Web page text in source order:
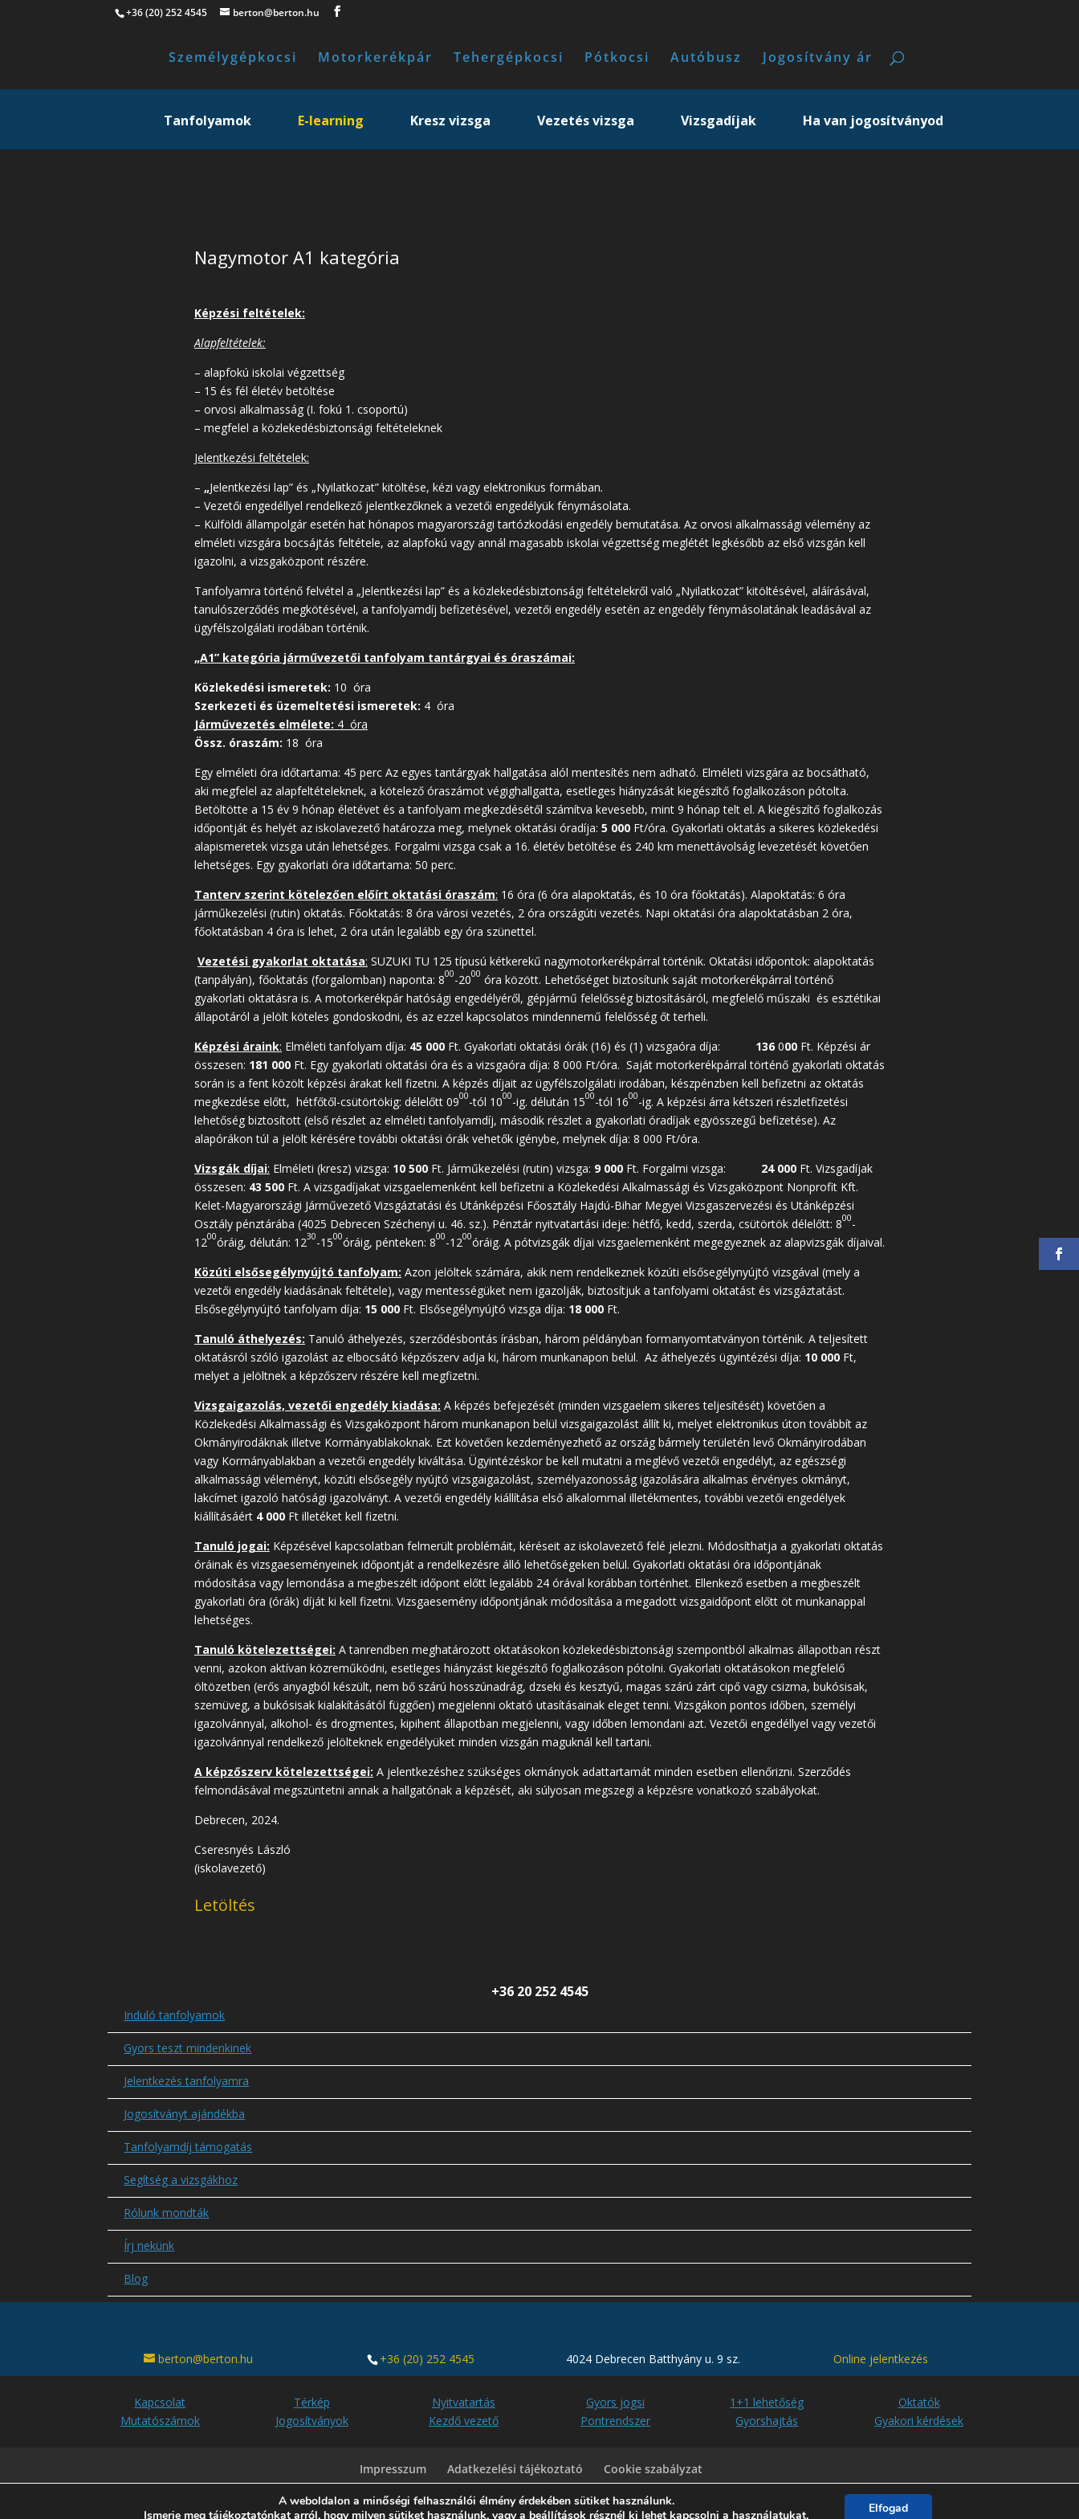
+36 (20) 252 4545 berton@berton.hu
Személygépkocsi Motorkerékpár Tehergépkocsi Pótkocsi Autóbusz Jogosítvány ár
Tanfolyamok E-learning Kresz vizsga Vezetés vizsga Vizsgadíjak Ha van jogosítványod
Nagymotor A1 kategória
Képzési feltételek:
Alapfeltételek:
– alapfokú iskolai végzettség
– 15 és fél életév betöltése
– orvosi alkalmasság (I. fokú 1. csoportú)
– megfelel a közlekedésbiztonsági feltételeknek
Jelentkezési feltételek:
– „Jelentkezési lap” és „Nyilatkozat” kitöltése, kézi vagy elektronikus formában.
– Vezetői engedéllyel rendelkező jelentkezőknek a vezetői engedélyük fénymásolata.
– Külföldi állampolgár esetén hat hónapos magyarországi tartózkodási engedély bemutatása. Az orvosi alkalmassági vélemény az
elméleti vizsgára bocsájtás feltétele, az alapfokú vagy annál magasabb iskolai végzettség meglétét legkésőbb az első vizsgán kell
igazolni, a vizsgaközpont részére.
Tanfolyamra történő felvétel a „Jelentkezési lap” és a közlekedésbiztonsági feltételekről való „Nyilatkozat” kitöltésével, aláírásával,
tanulószerződés megkötésével, a tanfolyamdíj befizetésével, vezetői engedély esetén az engedély fénymásolatának leadásával az
ügyfélszolgálati irodában történik.
„A1” kategória járművezetői tanfolyam tantárgyai és óraszámai:
Közlekedési ismeretek: 10 óra
Szerkezeti és üzemeltetési ismeretek: 4 óra
Járművezetés elmélete: 4 óra
Össz. óraszám: 18 óra
Egy elméleti óra időtartama: 45 perc Az egyes tantárgyak hallgatása alól mentesítés nem adható. Elméleti vizsgára az bocsátható,
aki megfelel az alapfeltételeknek, a kötelező óraszámot végighallgatta, esetleges hiányzását kiegészítő foglalkozáson pótolta.
Betöltötte a 15 év 9 hónap életévet és a tanfolyam megkezdésétől számítva kevesebb, mint 9 hónap telt el. A kiegészítő foglalkozás
időpontját és helyét az iskolavezető határozza meg, melynek oktatási óradíja: 5 000Ft/óra. Gyakorlati oktatás a sikeres közlekedési
alapismeretek vizsga után lehetséges. Forgalmi vizsga csak a 16. életév betöltése és 240 km menettávolság levezetését követően
lehetséges. Egy gyakorlati óra időtartama: 50 perc.
Tanterv szerint kötelezően előírt oktatási óraszám: 16 óra (6 óra alapoktatás, és 10 óra főoktatás). Alapoktatás: 6 óra
járműkezelési (rutin) oktatás. Főoktatás: 8 óra városi vezetés, 2 óra országúti vezetés. Napi oktatási óra alapoktatásban 2 óra,
főoktatásban 4 óra is lehet, 2 óra után legalább egy óra szünettel.
Vezetési gyakorlat oktatása: SUZUKI TU 125 típusú kétkerekű nagymotorkerékpárral történik. Oktatási időpontok: alapoktatás
(tanpályán), főoktatás (forgalomban) naponta: 800-2000 óra között. Lehetőséget biztosítunk saját motorkerékpárral történő
gyakorlati oktatásra is. A motorkerékpár hatósági engedélyéről, gépjármű felelősség biztosításáról, megfelelő műszaki és esztétikai
állapotáról a jelölt köteles gondoskodni, és az ezzel kapcsolatos mindennemű felelősség őt terheli.
Képzési áraink: Elméleti tanfolyam díja: 45 000Ft. Gyakorlati oktatási órák (16) és (1) vizsgaóra díja: 136000Ft. Képzési ár
összesen: 181 000Ft. Egy gyakorlati oktatási óra és a vizsgaóra díja: 8 000 Ft/óra. Saját motorkerékpárral történő gyakorlati oktatás
során is a fent közölt képzési árakat kell fizetni. A képzés díjait az ügyfélszolgálati irodában, készpénzben kell befizetni az oktatás
megkezdése előtt, hétfőtől-csütörtökig: délelőtt 0900-tól 1000-ig. délután 1500-tól 1600-ig. A képzési árra kétszeri részletfizetési
lehetőség biztosított (első részlet az elméleti tanfolyamdíj, második részlet a gyakorlati óradíjak egyösszegű befizetése). Az
alapórákon túl a jelölt kérésére további oktatási órák vehetők igénybe, melynek díja: 8 000 Ft/óra.
Vizsgák díjai: Elméleti (kresz) vizsga: 10 500Ft. Járműkezelési (rutin) vizsga: 9 000 Ft. Forgalmi vizsga: 24 000Ft. Vizsgadíjak
összesen: 43 500Ft. A vizsgadíjakat vizsgaelemenként kell befizetni a Közlekedési Alkalmassági és Vizsgaközpont Nonprofit Kft.
Kelet-Magyarországi Járművezető Vizsgáztatási és Utánképzési Főosztály Hajdú-Bihar Megyei Vizsgaszervezési és Utánképzési
Osztály pénztárába (4025 Debrecen Széchenyi u. 46. sz.). Pénztár nyitvatartási ideje: hétfő, kedd, szerda, csütörtök délelőtt: 800-
1200óráig, délután: 1230-1500óráig, pénteken: 800-1200óráig. A pótvizsgák díjai vizsgaelemenként megegyeznek az alapvizsgák díjaival.
Közúti elsősegélynyújtó tanfolyam: Azon jelöltek számára, akik nem rendelkeznek közúti elsősegélynyújtó vizsgával (mely a
vezetői engedély kiadásának feltétele), vagy mentességüket nem igazolják, biztosítjuk a tanfolyami oktatást és vizsgáztatást.
Elsősegélynyújtó tanfolyam díja: 15 000Ft. Elsősegélynyújtó vizsga díja: 18 000 Ft.
Tanuló áthelyezés: Tanuló áthelyezés, szerződésbontás írásban, három példányban formanyomtatványon történik. A teljesített
oktatásról szóló igazolást az elbocsátó képzőszerv adja ki, három munkanapon belül. Az áthelyezés ügyintézési díja: 10 000Ft,
melyet a jelöltnek a képzőszerv részére kell megfizetni.
Vizsgaigazolás, vezetői engedély kiadása: A képzés befejezését (minden vizsgaelem sikeres teljesítését) követően a
Közlekedési Alkalmassági és Vizsgaközpont három munkanapon belül vizsgaigazolást állít ki, melyet elektronikus úton továbbít az
Okmányirodáknak illetve Kormányablakoknak. Ezt követően kezdeményezhető az ország bármely területén levő Okmányirodában
vagy Kormányablakban a vezetői engedély kiváltása. Ügyintézéskor be kell mutatni a meglévő vezetői engedélyt, az egészségi
alkalmassági véleményt, közúti elsősegély nyújtó vizsgaigazolást, személyazonosság igazolására alkalmas érvényes okmányt,
lakcímet igazoló hatósági igazolványt. A vezetői engedély kiállítása első alkalommal illetékmentes, további vezetői engedélyek
kiállításáért 4 000Ft illetéket kell fizetni.
Tanuló jogai: Képzésével kapcsolatban felmerült problémáit, kéréseit az iskolavezető felé jelezni. Módosíthatja a gyakorlati oktatás
óráinak és vizsgaeseményeinek időpontját a rendelkezésre álló lehetőségeken belül. Gyakorlati oktatási óra időpontjának
módosítása vagy lemondása a megbeszélt időpont előtt legalább 24 órával korábban történhet. Ellenkező esetben a megbeszélt
gyakorlati óra (órák) díját ki kell fizetni. Vizsgaesemény időpontjának módosítása a megadott vizsgaidőpont előtt öt munkanappal
lehetséges.
Tanuló kötelezettségei: A tanrendben meghatározott oktatásokon közlekedésbiztonsági szempontból alkalmas állapotban részt
venni, azokon aktívan közreműködni, esetleges hiányzást kiegészítő foglalkozáson pótolni. Gyakorlati oktatásokon megfelelő
öltözetben (erős anyagból készült, nem bő szárú hosszúnadrág, dzseki és kesztyű, magas szárú zárt cipő vagy csizma, bukósisak,
szemüveg, a bukósisak kialakításától függően) megjelenni oktató utasításainak eleget tenni. Vizsgákon pontos időben, személyi
igazolvánnyal, alkohol- és drogmentes, kipihent állapotban megjelenni, vagy időben lemondani azt. Vezetői engedéllyel vagy vezetői
igazolvánnyal rendelkező jelölteknek engedélyüket minden vizsgán maguknál kell tartani.
A képzőszerv kötelezettségei: A jelentkezéshez szükséges okmányok adattartamát minden esetben ellenőrizni. Szerződés
felmondásával megszüntetni annak a hallgatónak a képzését, aki súlyosan megszegi a képzésre vonatkozó szabályokat.
Debrecen, 2024.
Cseresnyés László
(iskolavezető)
Letöltés
+36 20 252 4545
Induló tanfolyamok
Gyors teszt mindenkinek
Jelentkezés tanfolyamra
Jogosítványt ajándékba
Tanfolyamdíj támogatás
Segítség a vizsgákhoz
Rólunk mondták
Írj nekünk
Blog
berton@berton.hu +36 (20) 252 4545 4024 Debrecen Batthyány u. 9 sz. Online jelentkezés
Kapcsolat
Mutatószámok
Térkép
Jogosítványok
Nyitvatartás
Kezdő vezető
Gyors jogsi
Pontrendszer
1+1 lehetőség
Gyorshajtás
Oktatók
Gyakori kérdések
Impresszum Adatkezelési tájékoztató Cookie szabályzat
Berton Autósiskola
A weboldalon a minőségi felhasználói élmény érdekében sütiket használunk.
Ismerje meg tájékoztatónkat arról, hogy milyen sütiket használunk, vagy a beállítások résznél ki lehet kapcsolni a használatukat. Elfogad